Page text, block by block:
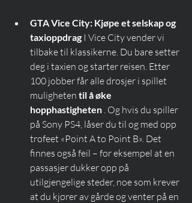
GTA Vice City: Kjøpe et selskap og
taxioppdrag I Vice City vender vi
tilbake til klassikerne. Du bare setter
deg i taxien og starter reisen. Etter
100 jobber får alle drosjer i spillet
muligheten til å øke
hopphastigheten . Og hvis du spiller
på Sony PS4, låser du til og med opp
trofeet «Point A to Point B». Det
finnes også feil – for eksempel at en
passasjer dukker opp på
utilgjengelige steder, noe som krever
at du kjører av gårde og venter på en